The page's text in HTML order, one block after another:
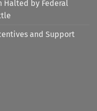
Halted by Federal
and Support